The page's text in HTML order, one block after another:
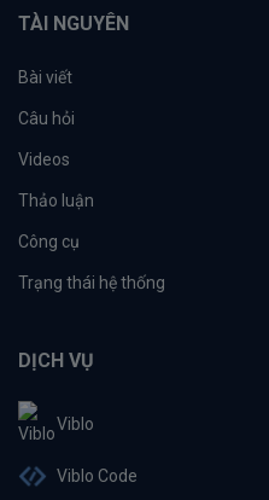
TÀI NGUYÊN
Bài viết
Câu hỏi
Videos
Thảo luận
Công cụ
Trạng thái hệ thống
DỊCH VỤ
Viblo
Viblo Code